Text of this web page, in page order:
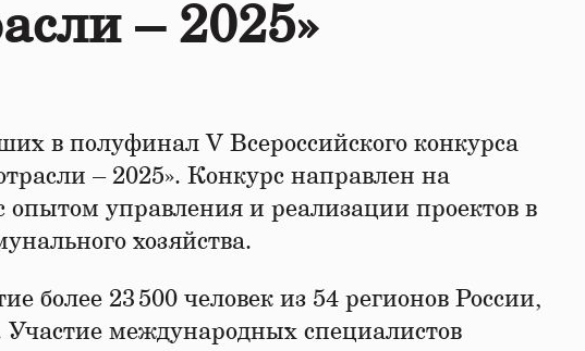
– 2025»
в полуфинал V Всероссийского конкурса
– 2025». Конкурс направлен на
опытом управления и реализации проектов в
хозяйства.
более 23 500 человек из 54 регионов России,
международных специалистов